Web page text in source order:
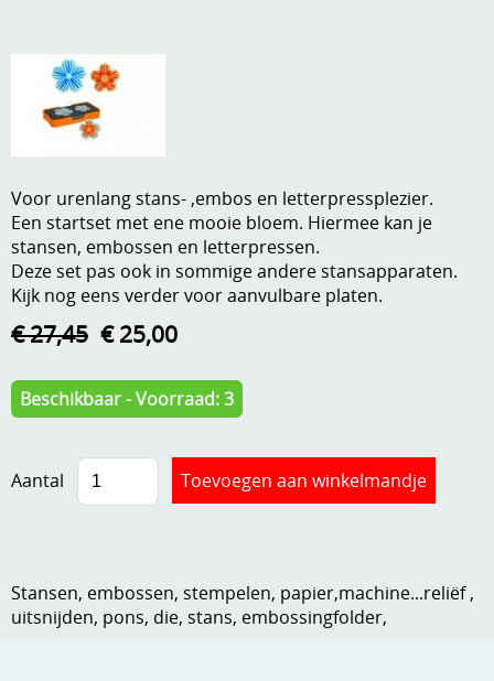
Aanbiedingen
Andere
Dies om te stansen
DVD-CD
Embossen
Handige extra's
Hechtingsmaterialen
Kleurmateriaal-tekenmateriaal
Leuke versieringen
Verzend - en verpakkingsk
Info
Anders creatief
Voor urenlang stans- ,embos en letterpressplezier.
Een startset met ene mooie bloem. Hiermee kan je
stansen, embossen en letterpressen.
Deze set pas ook in sommige andere stansapparaten.
Kijk nog eens verder voor aanvulbare platen.
€ 27,45 € 25,00
Beschikbaar - Voorraad: 3
Aantal
Stansen, embossen, stempelen, papier,machine...reliëf ,
uitsnijden, pons, die, stans, embossingfolder,